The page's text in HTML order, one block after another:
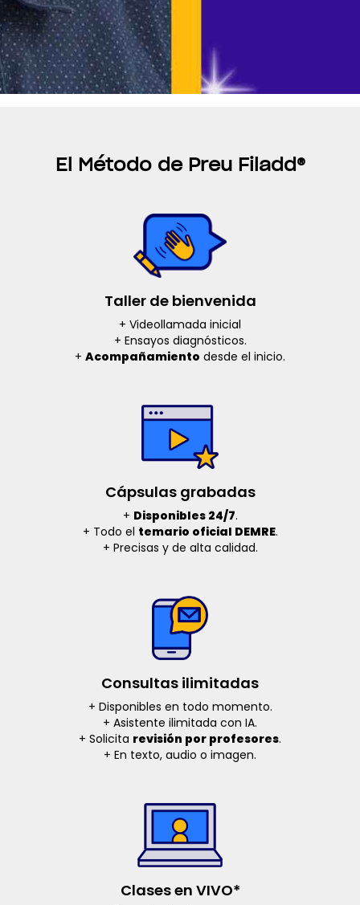
El Método de Preu Filadd®
Taller de bienvenida
+ Videollamada inicial
+ Ensayos diagnósticos.
+ Acompañamiento desde el inicio.
Cápsulas grabadas
+ Disponibles 24/7.
+ Todo el temario oficial DEMRE.
+ Precisas y de alta calidad.
Consultas ilimitadas
+ Disponibles en todo momento.
+ Asistente ilimitada con IA.
+ Solicita revisión por profesores.
+ En texto, audio o imagen.
Clases en VIVO*